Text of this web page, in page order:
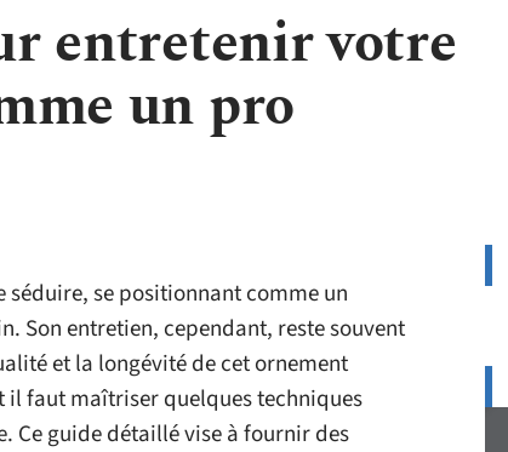
entretenir votre
un pro
se positionnant comme un
Son entretien, cependant, reste souvent
et la longévité de cet ornement
faut maîtriser quelques techniques
Ce guide détaillé vise à fournir des